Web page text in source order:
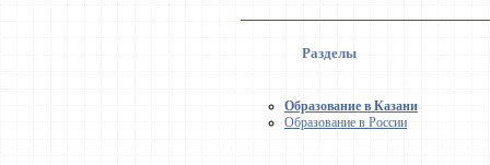
Разделы
Образование в Казани
Образование в России